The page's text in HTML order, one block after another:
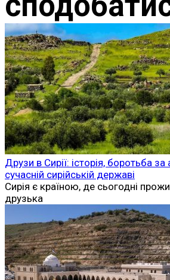
Друзи в Сирії: історія, боротьба
сучасній сирійській державі
Сирія є країною, де сьогодні
друзька